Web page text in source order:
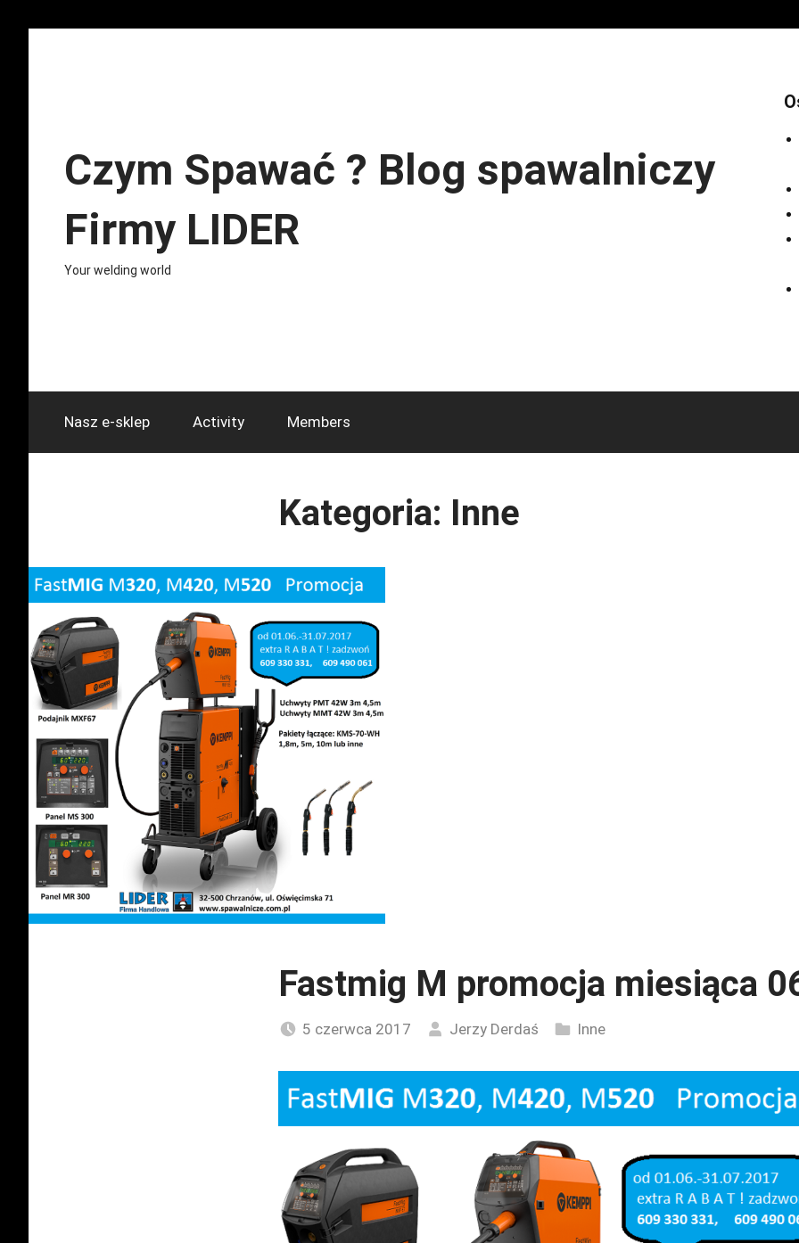
Czym Spawać ? Blog spawalniczy
Firmy LIDER
Your welding world
Nasz e-sklep Activity Members
Kategoria: Inne
Fastmig M promocja miesiąca
5 czerwca 2017 Jerzy Derdaś Inne